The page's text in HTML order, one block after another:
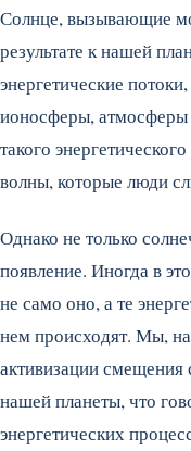
Солнце, вызывающие
результате к нашей
энергетические
ионосферы, атмосферы
такого
волны, которые люди
Однако не только
появление. Иногда в
не само оно, а те
нем происходят. Мы,
активизации смещения
нашей планеты, что
энергетических